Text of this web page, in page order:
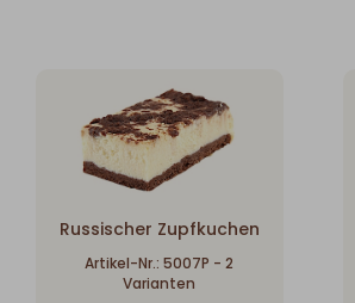
Russischer Zupfkuchen
Artikel-Nr.: 5007P - 2
Varianten